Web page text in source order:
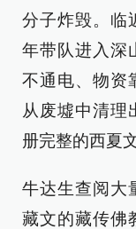
分子炸毁。临
年带队进入深
不通电、物资
从废墟中清理
册完整的西夏
牛达生查阅大
藏文的藏传佛